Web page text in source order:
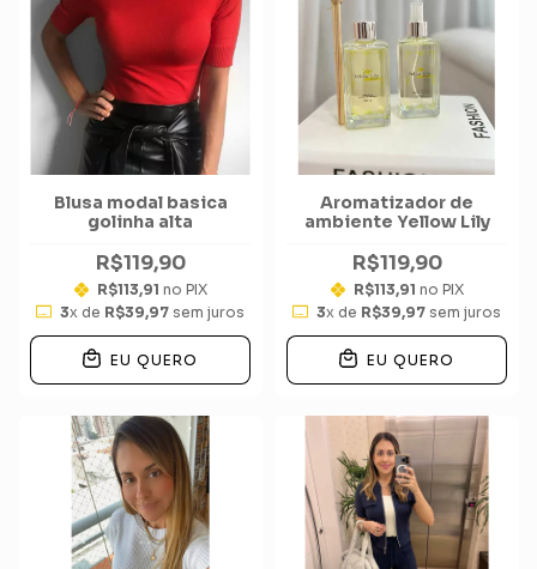
Blusa modal basica
golinha alta
R$119,90
R$113,91 no PIX
3x de R$39,97 sem juros
EU QUERO
Aromatizador de
ambiente Yellow Lily
R$119,90
R$113,91 no PIX
3x de R$39,97 sem juros
EU QUERO